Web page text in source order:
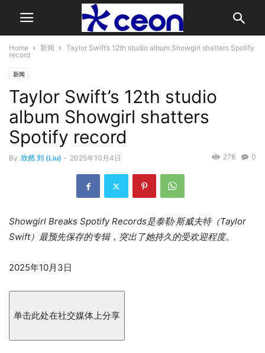
Home 新闻
Taylor Swift’s 12th studio album Showgirl shatters Spotify
record
新闻
Taylor Swift’s 12th studio
album Showgirl shatters
Spotify record
By 欣然 刘 (Liu) - 2025年10月4日 0
276
Showgirl Breaks Spotify Records是泰勒·斯威夫特（Taylor
Swift）最预先保存的专辑，突出了她持久的受欢迎程度。
于
10
3
2025年10月3日
单击此处在社交媒体上分享